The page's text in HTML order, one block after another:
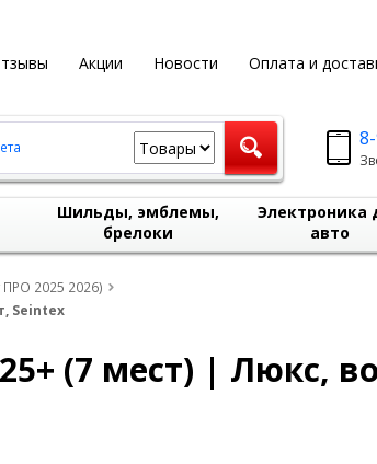
Акции Новости Оплата и
Шильды, эмблемы,
брелоки
Электроника
авто
2025 2026)
Seintex
(7 мест) | Люкс,